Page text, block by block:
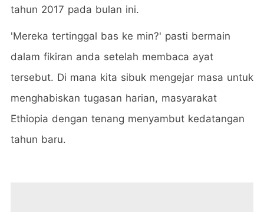
tahun 2017 pada bulan ini.
'Mereka tertinggal bas ke min?' pasti bermain
dalam fikiran anda setelah membaca ayat
tersebut. Di mana kita sibuk mengejar masa untuk
menghabiskan tugasan harian, masyarakat
Ethiopia dengan tenang menyambut kedatangan
tahun baru.